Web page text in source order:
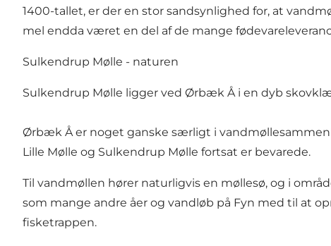
1400-tallet, er der en stor sandsynlighed for, at
mel endda været en del af de mange
Sulkendrup Mølle - naturen
Sulkendrup Mølle ligger ved Ørbæk Å i en dyb
Ørbæk Å er noget ganske særligt i
Lille Mølle og Sulkendrup Mølle fortsat er bevarede.
Til vandmøllen hører naturligvis en møllesø, og i
som mange andre åer og vandløb på Fyn med til at
fisketrappen.